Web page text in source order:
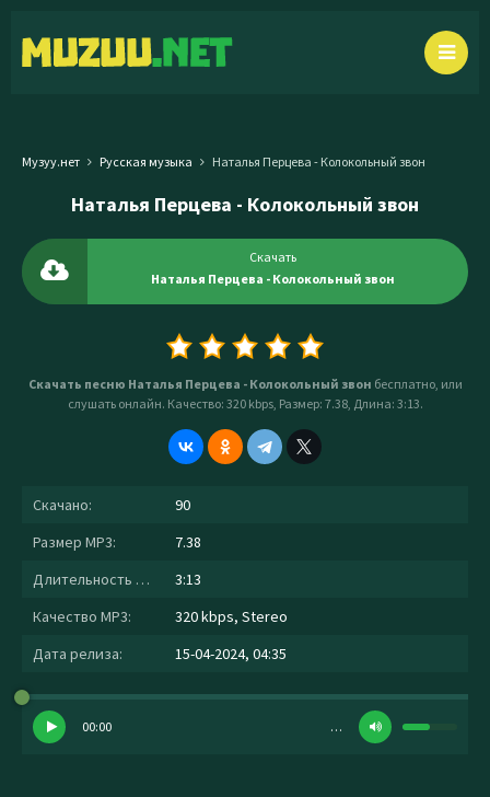
Музуу.нет Русская музыка Наталья Перцева - Колокольный звон
Наталья Перцева - Колокольный звон
Скачать
Наталья Перцева - Колокольный звон
Скачать песню Наталья Перцева - Колокольный звон бесплатно, или
слушать онлайн. Качество: 320 kbps, Размер: 7.38, Длина: 3:13.
Скачано:
90
Размер MP3:
7.38
Длительность MP3:
3:13
Качество MP3:
320 kbps, Stereo
Дата релиза:
15-04-2024, 04:35
00:00 …